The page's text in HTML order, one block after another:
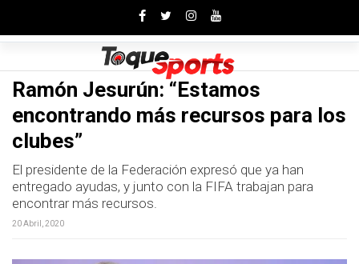
Ramón Jesurún: “Estamos
encontrando más recursos para los
clubes”
El presidente de la Federación expresó que ya han
entregado ayudas, y junto con la FIFA trabajan para
encontrar más recursos.
20 Abril, 2020